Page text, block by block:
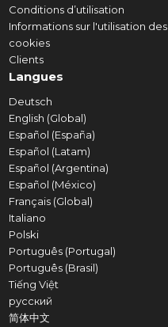
Conditions d’utilisation
Informations sur l'utilisation des
cookies
Clients
Langues
Deutsch
English (Global)
Español (España)
Español (Latam)
Español (Argentina)
Español (México)
Français (Global)
Italiano
Polski
Português (Portugal)
Português (Brasil)
Tiếng Việt
русский
简体中文